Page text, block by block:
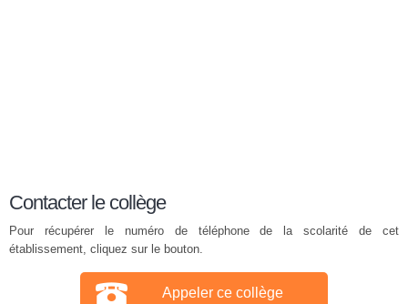
Contacter le collège
Pour récupérer le numéro de téléphone de la scolarité de cet
établissement, cliquez sur le bouton.
Appeler ce collège